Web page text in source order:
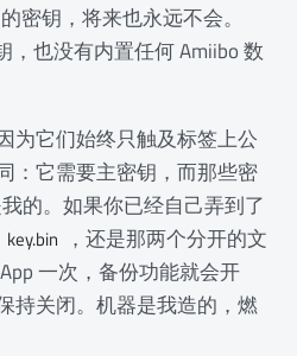
密钥，将来也永远不会。
，也没有内置任何 Amiibo 数
为它们始终只触及标签上公
：它需要主密钥，而那些密
的。如果你已经自己弄到了
key.bin
，还是那两个分开的文
一次，备份功能就会开
持关闭。机器是我造的，燃